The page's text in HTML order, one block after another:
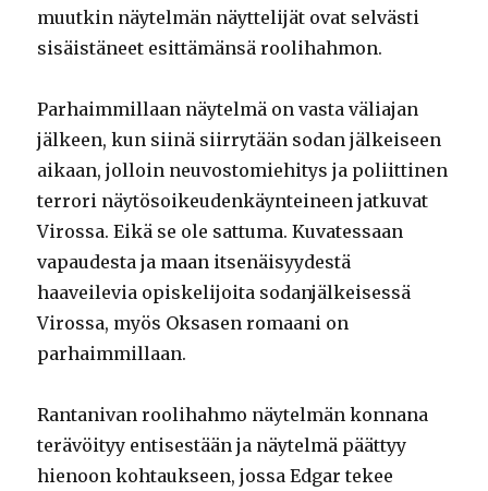
muutkin näytelmän näyttelijät ovat selvästi
sisäistäneet esittämänsä roolihahmon.
Parhaimmillaan näytelmä on vasta väliajan
jälkeen, kun siinä siirrytään sodan jälkeiseen
aikaan, jolloin neuvostomiehitys ja poliittinen
terrori näytösoikeudenkäynteineen jatkuvat
Virossa. Eikä se ole sattuma. Kuvatessaan
vapaudesta ja maan itsenäisyydestä
haaveilevia opiskelijoita sodanjälkeisessä
Virossa, myös Oksasen romaani on
parhaimmillaan.
Rantanivan roolihahmo näytelmän konnana
terävöityy entisestään ja näytelmä päättyy
hienoon kohtaukseen, jossa Edgar tekee